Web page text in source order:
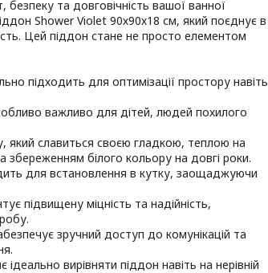
та довговічність вашої ванної
Shower Violet 90х90х18 см, який поєднує в
Цей піддон стане не просто елементом
підходить для оптимізації простору навіть
важливо для дітей, людей похилого
який славиться своєю гладкою, теплою на
білого кольору на довгі роки.
для встановлення в кутку, заощаджуючи
підвищену міцність та надійність,
зручний доступ до комунікацій та
вирівняти піддон навіть на нерівній